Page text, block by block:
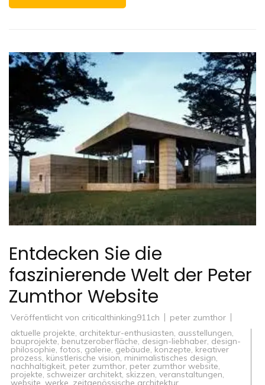
Entdecken Sie die
faszinierende Welt der Peter
Zumthor Website
Veröffentlicht von criticalthinking911ch
peter zumthor
aktuelle projekte, architektur-enthusiasten, ausstellungen,
bauprojekte, benutzeroberfläche, design-liebhaber, design-
philosophie, fotos, galerie, gebäude, konzepte, kreativer
prozess, künstlerische vision, minimalistisches design,
nachhaltigkeit, peter zumthor, peter zumthor website,
projekte, schweizer architekt, skizzen, veranstaltungen,
website werke zeitgenössische architektur